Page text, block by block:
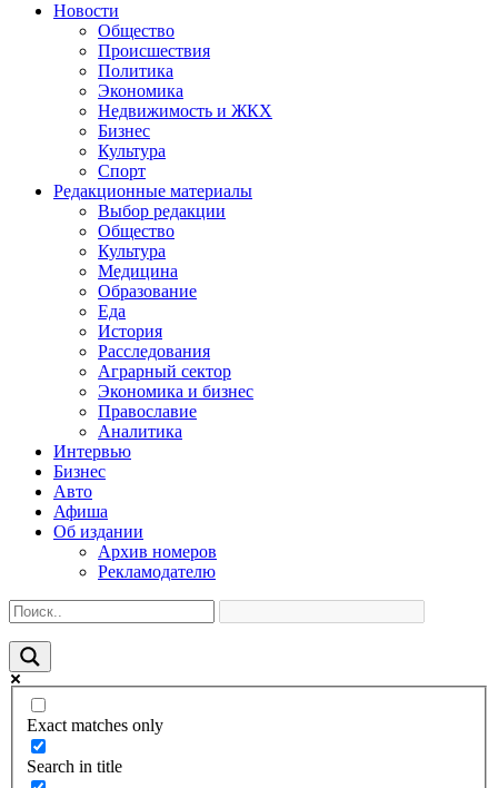
Новости
Общество
Происшествия
Политика
Экономика
Недвижимость и ЖКХ
Бизнес
Культура
Спорт
Редакционные материалы
Выбор редакции
Общество
Культура
Медицина
Образование
Еда
История
Расследования
Аграрный сектор
Экономика и бизнес
Православие
Аналитика
Интервью
Бизнес
Авто
Афиша
Об издании
Архив номеров
Рекламодателю
Exact matches only
Search in title